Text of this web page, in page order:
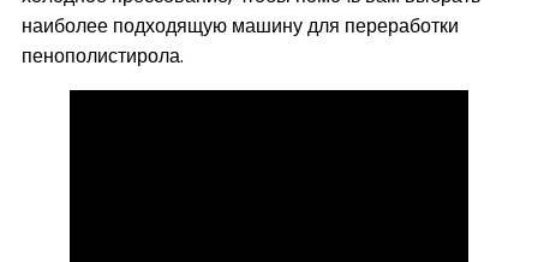
наиболее подходящую машину для переработки
пенополистирола.